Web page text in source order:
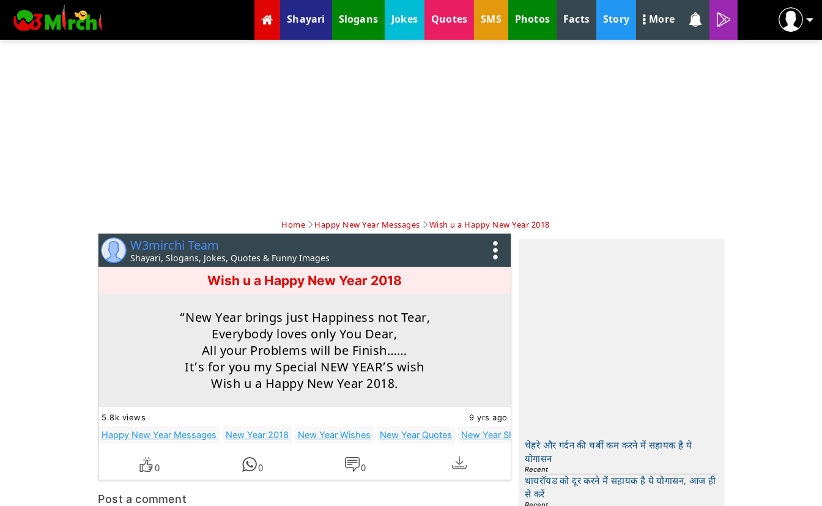
Shayari Slogans Jokes Quotes SMS Photos Facts Story More
Home Happy New Year Messages Wish u a Happy New Year 2018
W3mirchi Team
Shayari, Slogans, Jokes, Quotes & Funny Images
Wish u a Happy New Year 2018
“New Year brings just Happiness not Tear,
Everybody loves only You Dear,
All your Problems will be Finish……
It’s for you my Special NEW YEAR’S wish
Wish u a Happy New Year 2018.
5.8k views 9 yrs ago
Happy New Year Messages New Year 2018 New Year Wishes New Year Quotes New Year Shayari
0 0 0
Post a comment
चेहरे और गर्दन की चर्बी कम करने में सहायक है ये
योगासन
Recent
थायरॉयड को दूर करने में सहायक है ये योगासन, आज ही
से करें